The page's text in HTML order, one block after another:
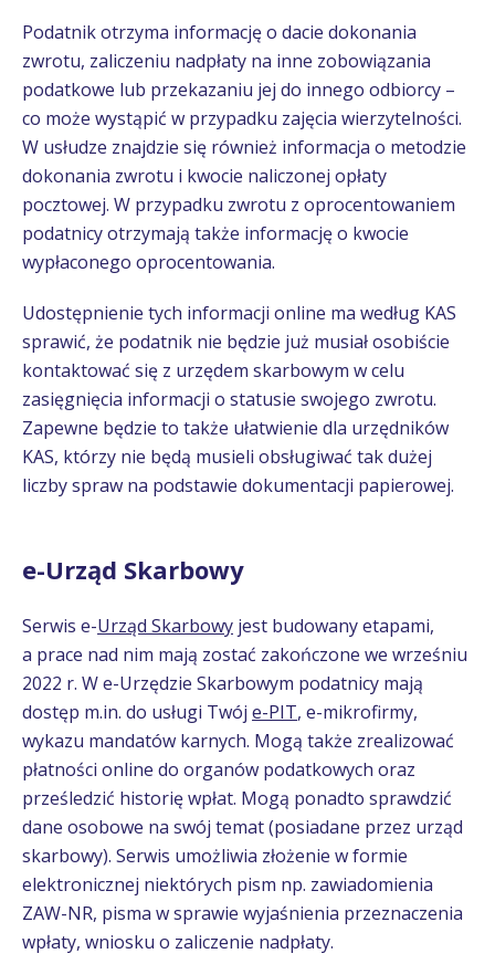
Podatnik otrzyma informację o dacie dokonania
zwrotu, zaliczeniu nadpłaty na inne zobowiązania
podatkowe lub przekazaniu jej do innego odbiorcy –
co może wystąpić w przypadku zajęcia wierzytelności.
W usłudze znajdzie się również informacja o metodzie
dokonania zwrotu i kwocie naliczonej opłaty
pocztowej. W przypadku zwrotu z oprocentowaniem
podatnicy otrzymają także informację o kwocie
wypłaconego oprocentowania.
Udostępnienie tych informacji online ma według KAS
sprawić, że podatnik nie będzie już musiał osobiście
kontaktować się z urzędem skarbowym w celu
zasięgnięcia informacji o statusie swojego zwrotu.
Zapewne będzie to także ułatwienie dla urzędników
KAS, którzy nie będą musieli obsługiwać tak dużej
liczby spraw na podstawie dokumentacji papierowej.
e-Urząd Skarbowy
Serwis e-Urząd Skarbowy jest budowany etapami,
a prace nad nim mają zostać zakończone we wrześniu
2022 r. W e-Urzędzie Skarbowym podatnicy mają
dostęp m.in. do usługi Twój e-PIT, e-mikrofirmy,
wykazu mandatów karnych. Mogą także zrealizować
płatności online do organów podatkowych oraz
prześledzić historię wpłat. Mogą ponadto sprawdzić
dane osobowe na swój temat (posiadane przez urząd
skarbowy). Serwis umożliwia złożenie w formie
elektronicznej niektórych pism np. zawiadomienia
ZAW-NR, pisma w sprawie wyjaśnienia przeznaczenia
wpłaty, wniosku o zaliczenie nadpłaty.